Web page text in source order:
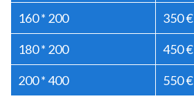
160 * 200 350 €
180 * 200 450 €
200 * 400 550 €